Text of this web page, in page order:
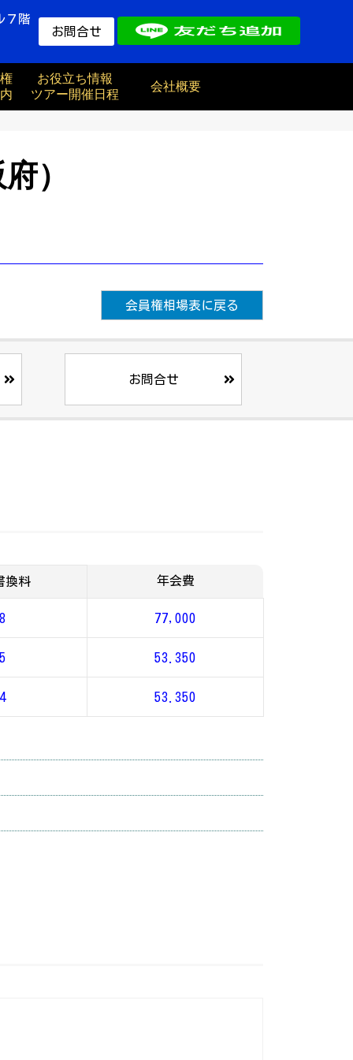
７階
お問合せ
お役立ち情報
ツアー開催日程
会社概要
）
会員権相場表に戻る
お問合せ
換料 年会費
77,000
53.350
53.350